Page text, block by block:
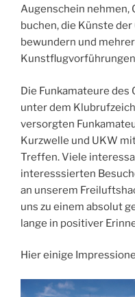
Augenschein nehmen,
buchen, die Künste
bewundern und
Die Funkamateure des
unter dem
versorgten
Kurzwelle und UKW
Treffen. Viele
interesssierten
an unserem
uns zu einem absolut
lange in positiver
Hier einige